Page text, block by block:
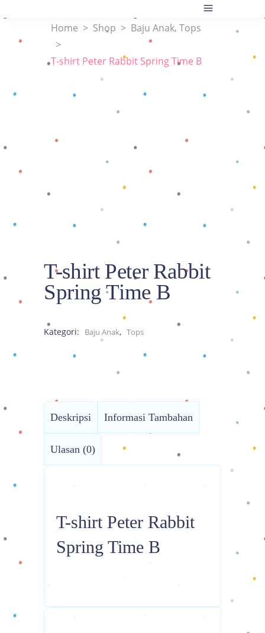
Home > Shop > Baju Anak, Tops
>
T-shirt Peter Rabbit Spring Time B
T-shirt Peter Rabbit
Spring Time B
Kategori: Baju Anak, Tops
Deskripsi Informasi Tambahan
Ulasan (0)
T-shirt Peter Rabbit
Spring Time B